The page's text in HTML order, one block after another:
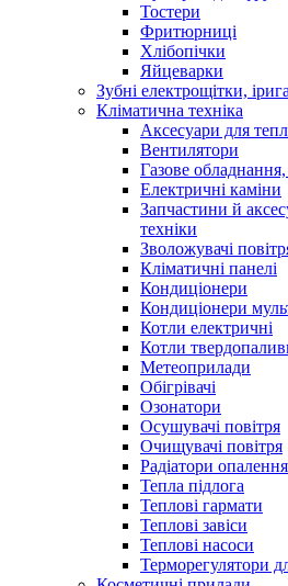
Тостери
Фритюрниці
Хлібопічки
Яйцеварки
Зубні електрощітки,
Кліматична техніка
Аксесуари для
Вентилятори
Газове
Електричні каміни
Запчастини й
техніки
Зволожувачі
Кліматичні панелі
Кондиціонери
Кондиціонери
Котли електричні
Котли
Метеоприлади
Обігрівачі
Озонатори
Осушувачі повітря
Очищувачі повітря
Радіатори опалення
Тепла підлога
Теплові гармати
Теплові завіси
Теплові насоси
Терморегулятори